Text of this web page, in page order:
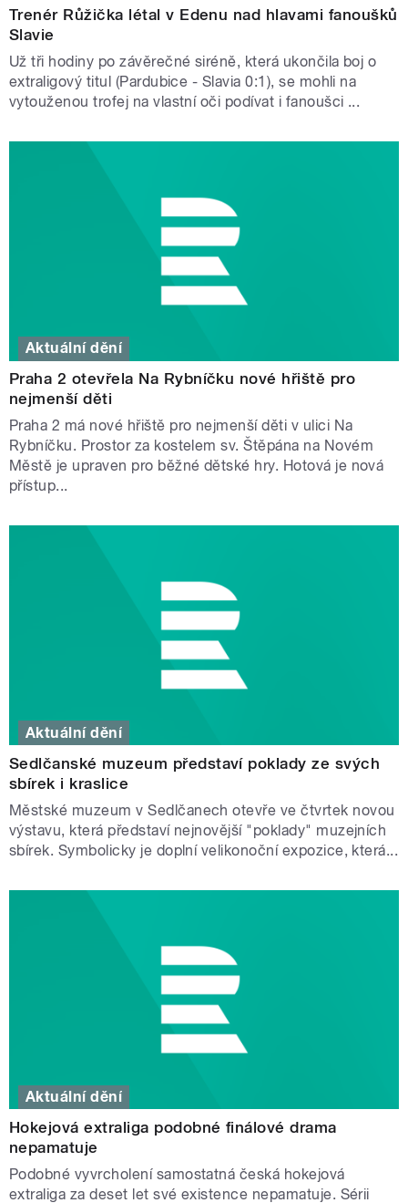
Trenér Růžička létal v Edenu nad hlavami fanoušků
Slavie
Už tři hodiny po závěrečné siréně, která ukončila boj o
extraligový titul (Pardubice - Slavia 0:1), se mohli na
vytouženou trofej na vlastní oči podívat i fanoušci ...
Aktuální dění
Praha 2 otevřela Na Rybníčku nové hřiště pro
nejmenší děti
Praha 2 má nové hřiště pro nejmenší děti v ulici Na
Rybníčku. Prostor za kostelem sv. Štěpána na Novém
Městě je upraven pro běžné dětské hry. Hotová je nová
přístup...
Aktuální dění
Sedlčanské muzeum představí poklady ze svých
sbírek i kraslice
Městské muzeum v Sedlčanech otevře ve čtvrtek novou
výstavu, která představí nejnovější "poklady" muzejních
sbírek. Symbolicky je doplní velikonoční expozice, která...
Aktuální dění
Hokejová extraliga podobné finálové drama
nepamatuje
Podobné vyvrcholení samostatná česká hokejová
extraliga za deset let své existence nepamatuje. Sérii